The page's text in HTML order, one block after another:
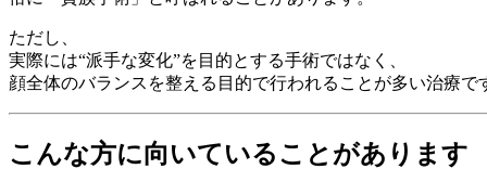
ただし、
実際には“派手な変化”を目的とする手術ではなく、
顔全体のバランスを整える目的で行われることが多い治療で
こんな方に向いていることがあります